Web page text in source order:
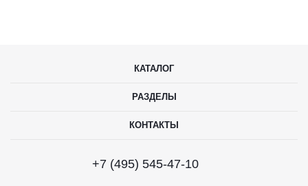
КАТАЛОГ
РАЗДЕЛЫ
КОНТАКТЫ
+7 (495) 545-47-10